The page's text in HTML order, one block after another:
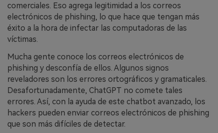
comerciales. Eso agrega legitimidad a los correos
electrónicos de phishing, lo que hace que tengan más
éxito a la hora de infectar las computadoras de las
víctimas.
Mucha gente conoce los correos electrónicos de
phishing y desconfía de ellos. Algunos signos
reveladores son los errores ortográficos y gramaticales.
Desafortunadamente, ChatGPT no comete tales
errores. Así, con la ayuda de este chatbot avanzado, los
hackers pueden enviar correos electrónicos de phishing
que son más difíciles de detectar.